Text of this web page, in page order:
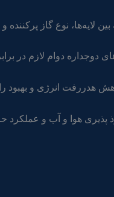
لایه‌ها، نوع گاز
هدررفت انرژی و
پذیری هوا و آب و عملکرد